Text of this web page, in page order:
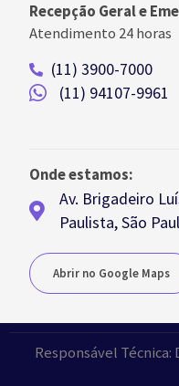
Recepção Geral e
Atendimento 24 horas
(11) 3900-7000
(11) 94107-9961
Onde estamos:
Av. Brigadeiro
Paulista, São
Abrir no Google Maps
Responsável Técnica: